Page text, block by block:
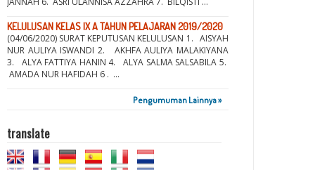
KELULUSAN KELAS IX A TAHUN PELAJARAN 2019/2020
(04/06/2020) SURAT KEPUTUSAN KELULUSAN 1. AISYAH
NUR AULIYA ISWANDI 2. AKHFA AULIYA MALAKIYANA
3. ALYA FATTIYA HANIN 4. ALYA SALMA SALSABILA 5.
AMADA NUR HAFIDAH 6 . ...
Pengumuman Lainnya »
translate